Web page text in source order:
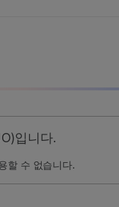
입니다.
할 수 없습니다.